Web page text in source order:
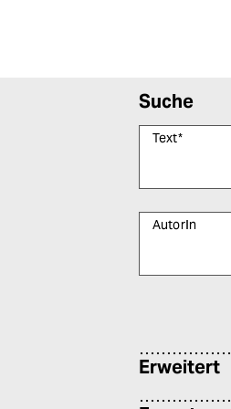
Suche
Text*
AutorIn
Erweitert